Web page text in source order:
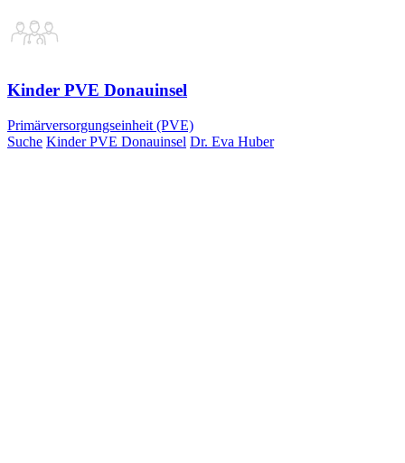
Kinder PVE Donauinsel
Primärversorgungseinheit (PVE)
Suche Kinder PVE Donauinsel Dr. Eva Huber